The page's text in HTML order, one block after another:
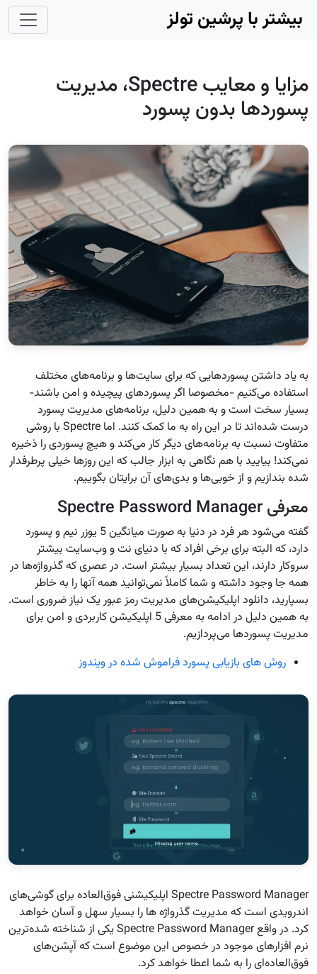
Skip to main content
بیشتر با پرشین تولز
مزایا و معایب Spectre، مدیریت‌
پسوردها بدون پسورد
به یاد داشتن پسوردهایی که برای سایت‌ها و برنامه‌های مختلف
استفاده می‌کنیم -مخصوصا اگر پسوردهای پیچیده و امن باشند-
بسیار سخت است و به همین دلیل، برنامه‌های مدیریت پسورد
درست شده‌اند تا در این راه به ما کمک کنند. اما Spectre با روشی
متفاوت نسبت به برنامه‌های دیگر کار می‌کند و هیچ پسوردی را ذخیره
نمی‌کند! بیایید با هم نگاهی به ابزار جالب که این روزها خیلی پرطرفدار
شده بندازیم و از خوبی‌ها و بدی‌های آن برایتان بگوییم.
معرفی Spectre Password Manager
گفته می‌شود هر فرد در دنیا به صورت میانگین 5 یوزر نیم و پسورد
دارد، که البته برای برخی افراد که با دنیای نت و وب‌سایت بیشتر
سروکار دارند، این تعداد بسیار بیشتر است. در عصری که گذرواژه‌ها در
همه جا وجود داشته و شما کاملاً نمی‌توانید همه آنها را به خاطر
بسپارید، دانلود اپلیکیشن‌های مدیریت رمز عبور یک نیاز ضروری است.
به همین دلیل در ادامه به معرفی 5 اپلیکیشن کاربردی و امن برای
مدیریت پسوردها می‌پردازیم.
روش های بازیابی پسورد فراموش شده در ویندوز
Spectre Password Manager اپلیکیشنی فوق‌العاده برای گوشی‌های
اندرویدی است که مدیریت گذرواژه‌ ها را بسیار سهل و آسان خواهد
کرد. در واقع Spectre Password Manager یکی از شناخته شده‌ترین
نرم افزار‌های موجود در خصوص این موضوع است که آپشن‌های
فوق‌العاده‌ای را به شما اعطا خواهد کرد.